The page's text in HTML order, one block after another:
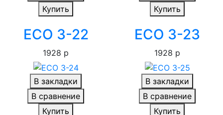
Купить
ECO 3-22
1928 р
Купить
ECO 3-23
1928 р
В закладки
В сравнение
Купить
В закладки
В сравнение
Купить